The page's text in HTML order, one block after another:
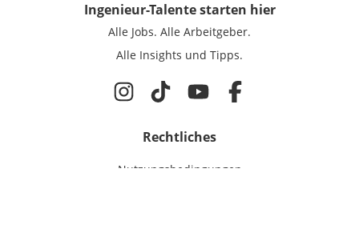
Ingenieur-Talentestarten hier
Alle Jobs. Alle Arbeitgeber.
Alle Insights und Tipps.
Rechtliches
Nutzungsbedingungen